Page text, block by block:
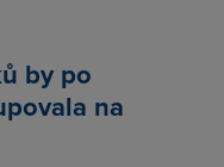
by po
na